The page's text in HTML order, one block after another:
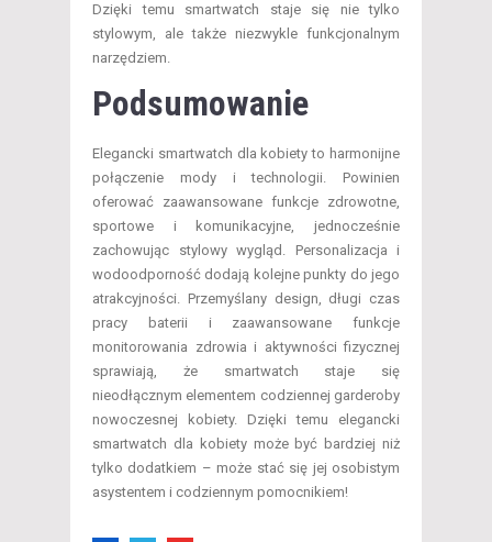
Dzięki temu smartwatch staje się nie tylko
stylowym, ale także niezwykle funkcjonalnym
narzędziem.
Podsumowanie
Elegancki smartwatch dla kobiety to harmonijne
połączenie mody i technologii. Powinien
oferować zaawansowane funkcje zdrowotne,
sportowe i komunikacyjne, jednocześnie
zachowując stylowy wygląd. Personalizacja i
wodoodporność dodają kolejne punkty do jego
atrakcyjności. Przemyślany design, długi czas
pracy baterii i zaawansowane funkcje
monitorowania zdrowia i aktywności fizycznej
sprawiają, że smartwatch staje się
nieodłącznym elementem codziennej garderoby
nowoczesnej kobiety. Dzięki temu elegancki
smartwatch dla kobiety może być bardziej niż
tylko dodatkiem – może stać się jej osobistym
asystentem i codziennym pomocnikiem!